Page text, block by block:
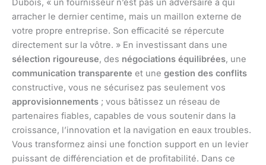
Dubois, « un fournisseur n’est pas un adversaire à qui
arracher le dernier centime, mais un maillon externe de
votre propre entreprise. Son efficacité se répercute
directement sur la vôtre. » En investissant dans une
sélection rigoureuse, des négociations équilibrées, une
communication transparente et une gestion des conflits
constructive, vous ne sécurisez pas seulement vos
approvisionnements ; vous bâtissez un réseau de
partenaires fiables, capables de vous soutenir dans la
croissance, l’innovation et la navigation en eaux troubles.
Vous transformez ainsi une fonction support en un levier
puissant de différenciation et de profitabilité. Dans ce